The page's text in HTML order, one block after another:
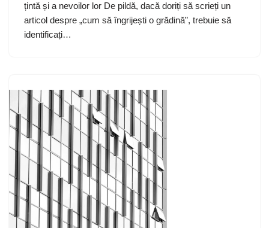
țintă și a nevoilor lor De pildă, dacă doriți să scrieți un
articol despre „cum să îngrijești o grădină”, trebuie să
identificați…